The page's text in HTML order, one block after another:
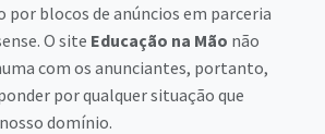
por blocos de anúncios em parceria
O site Educação na Mão não
com os anunciantes, portanto,
por qualquer situação que
domínio.